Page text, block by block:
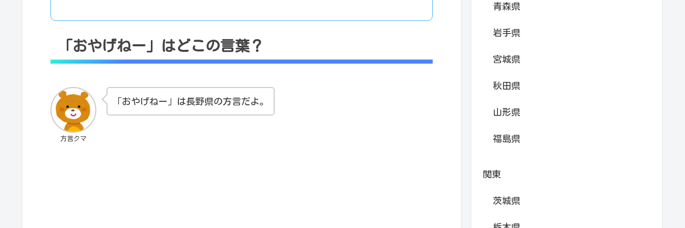
「おやげねー」はどこの言葉？
方言クマ
「おやげねー」は長野県の方言だよ。
青森県
岩手県
宮城県
秋田県
山形県
福島県
関東
茨城県